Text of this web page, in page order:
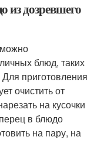
из дозревшего
блюд, таких
приготовления
очистить от
на кусочки
в блюдо
на пару, на